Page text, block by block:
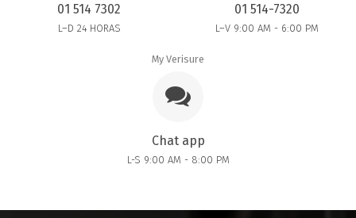
01 514 7302
L–D 24 HORAS
01 514-7320
L–V 9:00 AM - 6:00 PM
My Verisure
Chat app
L-S 9:00 AM - 8:00 PM